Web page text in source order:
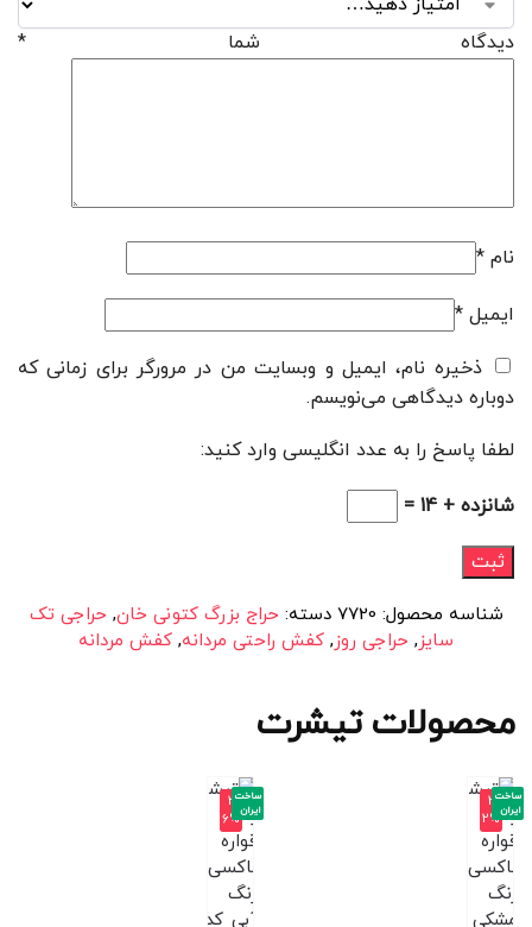
دیدگاه شما *
نام *
ایمیل *
ذخیره نام، ایمیل و وبسایت من در مرورگر برای زمانی که
دوباره دیدگاهی می‌نویسم.
لطفا پاسخ را به عدد انگلیسی وارد کنید:
شانزده + 14 =
شناسه محصول: 7720 دسته: حراج بزرگ کتونی خان, حراجی تک
سایز, حراجی روز, کفش راحتی مردانه, کفش مردانه
محصولات تیشرت
-3
2%
ساخت
ایران
-3
6%
ساخت
ایران